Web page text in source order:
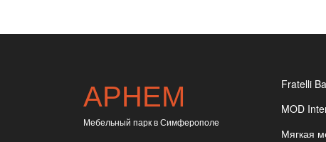
АРНЕМ
Мебельный парк в Симферополе
Fratelli
MOD
Мягкая